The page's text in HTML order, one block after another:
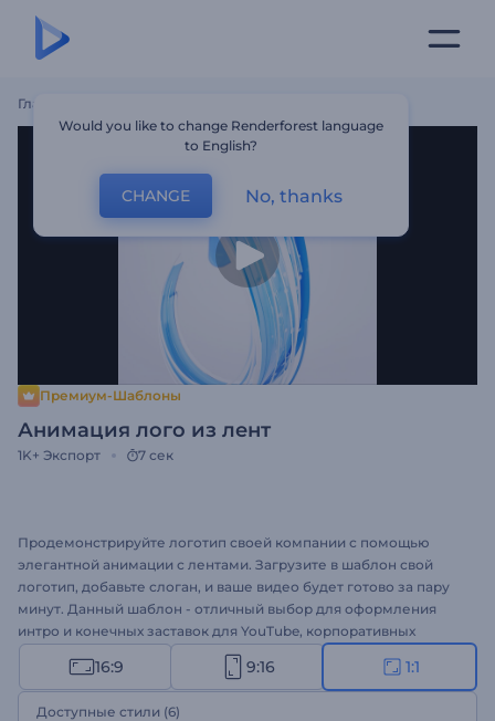
Главная
Премиум-Шаблоны
Анимация лого из лент
1K+ Экспорт 7 сек
Продемонстрируйте логотип своей компании с помощью
элегантной анимации с лентами. Загрузите в шаблон свой
логотип, добавьте слоган, и ваше видео будет готово за пару
минут. Данный шаблон - отличный выбор для оформления
интро и конечных заставок для YouTube, корпоративных
проектов и заставок, промороликов и многого другого.
Создайте стильное видео прямо в своем браузере!
16:9 9:16 1:1
Доступные стили (6)
Would you like to change Renderforest language
to English?
CHANGE No, thanks